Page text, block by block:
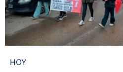
HOY